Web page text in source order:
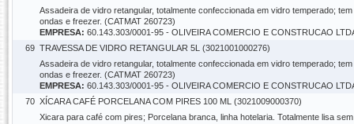
Assadeira de vidro retangular, totalmente confeccionada em vidro temperado;
ondas e freezer. (CATMAT 260723)
EMPRESA: 60.143.303/0001-95 - OLIVEIRA COMERCIO E CONSTRUCAO
69 TRAVESSA DE VIDRO RETANGULAR 5L (3021001000276)
Assadeira de vidro retangular, totalmente confeccionada em vidro temperado;
ondas e freezer. (CATMAT 260723)
EMPRESA: 60.143.303/0001-95 - OLIVEIRA COMERCIO E CONSTRUCAO
70 XÍCARA CAFÉ PORCELANA COM PIRES 100 ML (3021009000370)
Xicara para café com pires; Porcelana branca, linha hotelaria. Totalmente lisa